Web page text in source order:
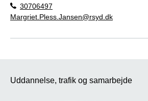
30706497
Margriet.Pless.Jansen@rsyd.dk
Uddannelse, trafik og samarbejde